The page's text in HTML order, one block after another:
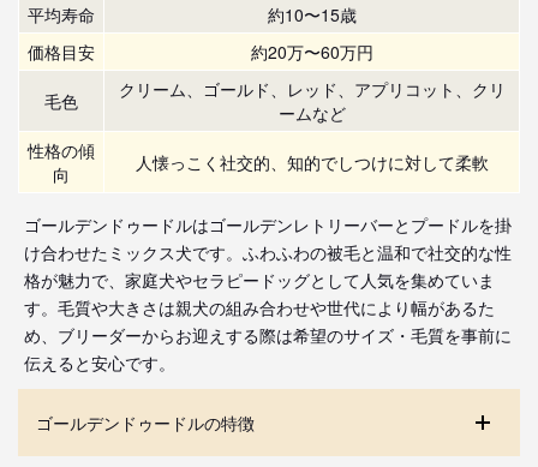
平均寿命
約10〜15歳
価格目安
約20万〜60万円
毛色
クリーム、ゴールド、レッド、アプリコット、クリ
ームなど
性格の傾
向
人懐っこく社交的、知的でしつけに対して柔軟
ゴールデンドゥードルはゴールデンレトリーバーとプードルを掛
け合わせたミックス犬です。ふわふわの被毛と温和で社交的な性
格が魅力で、家庭犬やセラピードッグとして人気を集めていま
す。毛質や大きさは親犬の組み合わせや世代により幅があるた
め、ブリーダーからお迎えする際は希望のサイズ・毛質を事前に
伝えると安心です。
ゴールデンドゥードルの特徴